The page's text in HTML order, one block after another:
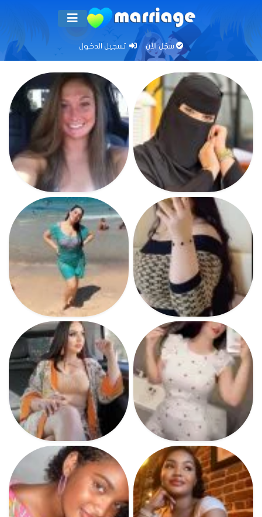
سجّل الآن تسجيل الدخول